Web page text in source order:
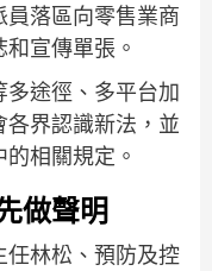
落區向零售業商
宣傳單張。
途徑、多平台加
界認識新法，並
相關規定。
做聲明
任林松、預防及控